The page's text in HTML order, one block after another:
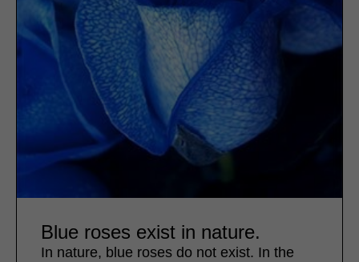
Blue roses exist in nature.
In nature, blue roses do not exist. In the